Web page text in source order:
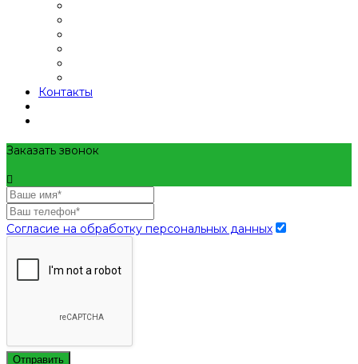
Контакты
Заказать звонок
Согласие на обработку персональных данных
Отправить